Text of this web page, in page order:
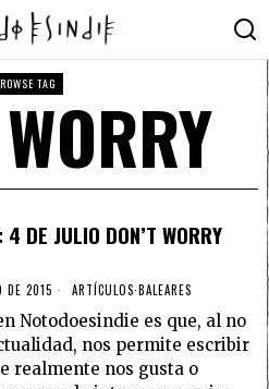
TAG
DE JULIO DON’T WORRY
DE 2015 ARTÍCULOS·BALEARES
Notodoesindie es que, al no
nos permite escribir
realmente nos gusta o